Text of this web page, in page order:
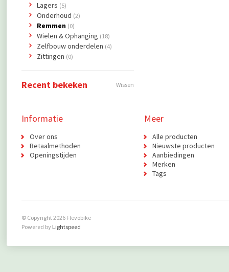
Lagers (5)
Onderhoud (2)
Remmen (0)
Wielen & Ophanging (18)
Zelfbouw onderdelen (4)
Zittingen (0)
Recent bekeken Wissen
Informatie
Over ons
Betaalmethoden
Openingstijden
Meer
Alle producten
Nieuwste producten
Aanbiedingen
Merken
Tags
© Copyright 2026 Flevobike
Powered by Lightspeed